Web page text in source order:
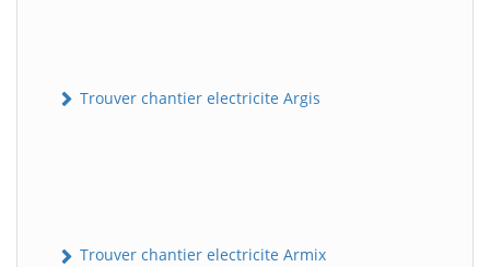
Trouver chantier electricite Argis
Trouver chantier electricite Armix